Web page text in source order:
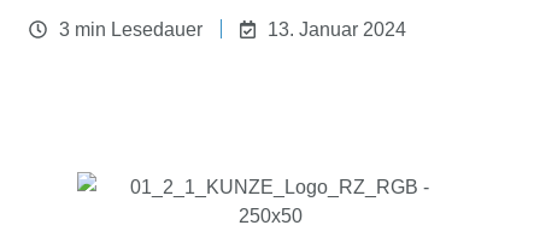
3 min Lesedauer
13. Januar 2024